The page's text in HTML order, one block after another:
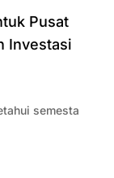
Pusat
Investasi
semesta